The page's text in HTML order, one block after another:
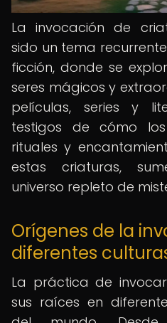
La invocación de
sido un tema
ficción, donde se
seres mágicos y
películas, series y
testigos de cómo
rituales y
estas criaturas,
universo repleto de
Orígenes de la
diferentes
La práctica de
sus raíces en